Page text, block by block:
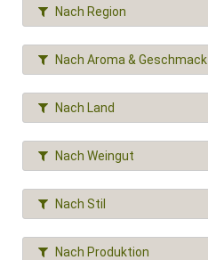
Nach Region
Nach Aroma & Geschmack
Nach Land
Nach Weingut
Nach Stil
Nach Produktion